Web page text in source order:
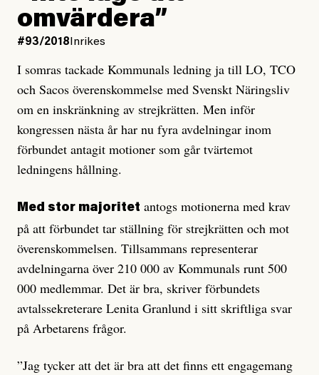
omvärdera”
#93/2018Inrikes
I somras tackade Kommunals ledning ja till LO, TCO
och Sacos överenskommelse med Svenskt Näringsliv
om en inskränkning av strejkrätten. Men inför
kongressen nästa år har nu fyra avdelningar inom
förbundet antagit motioner som går tvärtemot
ledningens hållning.
Med stor majoritet antogs motionerna med krav
på att förbundet tar ställning för strejkrätten och mot
överenskommelsen. Tillsammans representerar
avdelningarna över 210 000 av Kommunals runt 500
000 medlemmar. Det är bra, skriver förbundets
avtalssekreterare Lenita Granlund i sitt skriftliga svar
på Arbetarens frågor.
”Jag tycker att det är bra att det finns ett engagemang